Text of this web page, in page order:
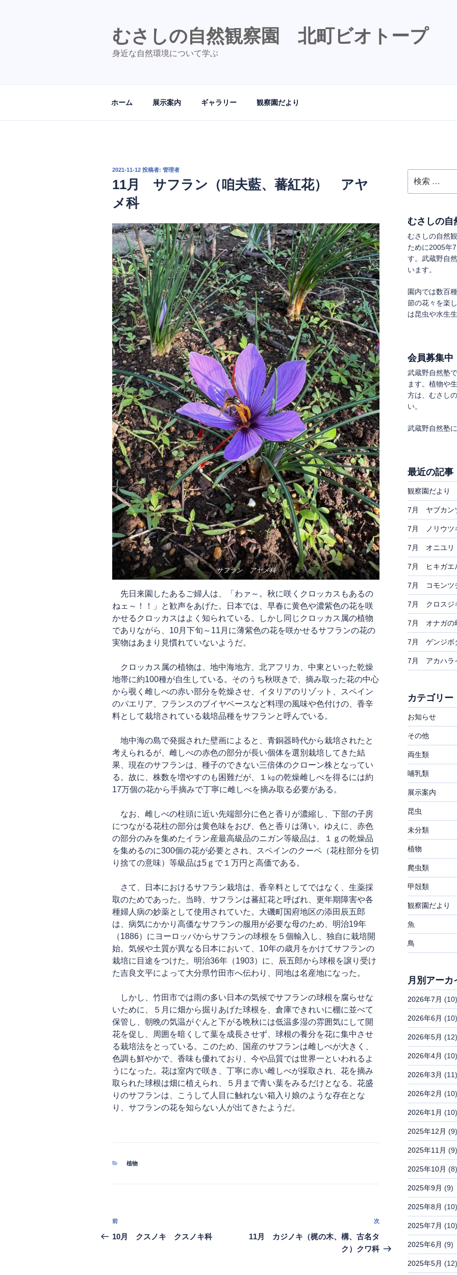
むさしの自然観察園 北町ビオトープ
身近な自然環境について学ぶ
ホーム 展示案内 ギャラリー 観察園だより
投
2021-11-12 投稿者: 管理者
11月 サフラン（咱夫藍、蕃紅花） アヤ
メ科
サフラン アヤメ科
先日来園したあるご婦人は、「わァ～。秋に咲くクロッカスもあるの
ねェ～！！」と歓声をあげた。日本では、早春に黄色や濃紫色の花を咲
かせるクロッカスはよく知られている。しかし同じクロッカス属の植物
でありながら、10月下旬～11月に薄紫色の花を咲かせるサフランの花の
実物はあまり見慣れていないようだ。
クロッカス属の植物は、地中海地方、北アフリカ、中東といった乾燥
地帯に約100種が自生している。そのうち秋咲きで、摘み取った花の中心
から覗く雌しべの赤い部分を乾燥させ、イタリアのリゾット、スペイン
のパエリア、フランスのブイヤベースなど料理の風味や色付けの、香辛
料として栽培されている栽培品種をサフランと呼んでいる。
地中海の島で発掘された壁画によると、青銅器時代から栽培されたと
考えられるが、雌しべの赤色の部分が長い個体を選別栽培してきた結
果、現在のサフランは、種子のできない三倍体のクローン株となってい
る。故に、株数を増やすのも困難だが、１㎏の乾燥雌しべを得るには約
17万個の花から手摘みで丁寧に雌しべを摘み取る必要がある。
なお、雌しべの柱頭に近い先端部分に色と香りが濃縮し、下部の子房
につながる花柱の部分は黄色味をおび、色と香りは薄い。ゆえに、赤色
の部分のみを集めたイラン産最高級品のニガン等級品は、１ｇの乾燥品
を集めるのに300個の花が必要とされ、スペインのクーペ（花柱部分を切
り捨ての意味）等級品は5ｇで１万円と高価である。
さて、日本におけるサフラン栽培は、香辛料としてではなく、生薬採
取のためであった。当時、サフランは蕃紅花と呼ばれ、更年期障害や各
種婦人病の妙薬として使用されていた。大磯町国府地区の添田辰五郎
は、病気にかかり高価なサフランの服用が必要な母のため、明治19年
（1886）にヨーロッパからサフランの球根を５個輸入し、独自に栽培開
始。気候や土質が異なる日本において、10年の歳月をかけてサフランの
栽培に目途をつけた。明治36年（1903）に、辰五郎から球根を譲り受け
た吉良文平によって大分県竹田市へ伝わり、同地は名産地になった。
しかし、竹田市では雨の多い日本の気候でサフランの球根を腐らせな
いために、５月に畑から掘りあげた球根を、倉庫できれいに棚に並べて
保管し、朝晩の気温がぐんと下がる晩秋には低温多湿の雰囲気にして開
花を促し、周囲を暗くして葉を成長させず、球根の養分を花に集中させ
る栽培法をとっている。このため、国産のサフランは雌しべが大きく、
色調も鮮やかで、香味も優れており、今や品質では世界一といわれるよ
うになった。花は室内で咲き、丁寧に赤い雌しべが採取され、花を摘み
取られた球根は畑に植えられ、５月まで青い葉をみるだけとなる。花盛
りのサフランは、こうして人目に触れない箱入り娘のような存在とな
り、サフランの花を知らない人が出てきたようだ。
カ
植物
投
稿
過
去
前
10月 クスノキ クスノキ科
次
投
次
11月 カジノキ（梶の木、構、古名タ
ク）クワ科
索:
むさしの自
むさしの自然
ために2005年
す。武蔵野自
います。
園内では数百
節の花々を楽
は昆虫や水生
会員募集中
武蔵野自然塾
ます。植物や
方は、むさし
い。
武蔵野自然塾
最近の記事
観察園だより
7月 ヤブカン
7月 ノリウツ
7月 オニユリ
7月 ヒキガエ
7月 コモンツ
7月 クロスジ
7月 オナガの
7月 ゲンジボ
7月 アカハラ
カテゴリー
お知らせ
その他
両生類
哺乳類
展示案内
昆虫
未分類
植物
爬虫類
甲殻類
観察園だより
魚
鳥
月別アーカ
2026年7月 (10)
2026年6月 (10)
2026年5月 (12)
2026年4月 (10)
2026年3月 (11)
2026年2月 (10)
2026年1月 (10)
2025年12月 (9)
2025年11月 (9)
2025年10月 (8)
2025年9月 (9)
2025年8月 (10)
2025年7月 (10)
2025年6月 (9)
2025年5月 (12)